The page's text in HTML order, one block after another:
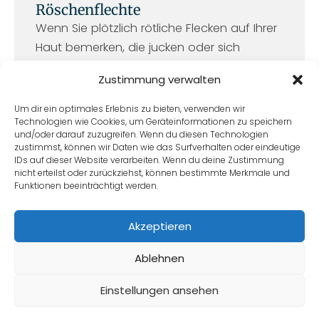
Zustimmung verwalten
Um dir ein optimales Erlebnis zu bieten, verwenden wir
Technologien wie Cookies, um Geräteinformationen zu speichern
und/oder darauf zuzugreifen. Wenn du diesen Technologien
zustimmst, können wir Daten wie das Surfverhalten oder eindeutige
IDs auf dieser Website verarbeiten. Wenn du deine Zustimmung
nicht erteilst oder zurückziehst, können bestimmte Merkmale und
Funktionen beeinträchtigt werden.
Akzeptieren
Ablehnen
Einstellungen ansehen
Röschenflechte
Wenn Sie plötzlich rötliche Flecken auf Ihrer
Haut bemerken, die jucken oder sich